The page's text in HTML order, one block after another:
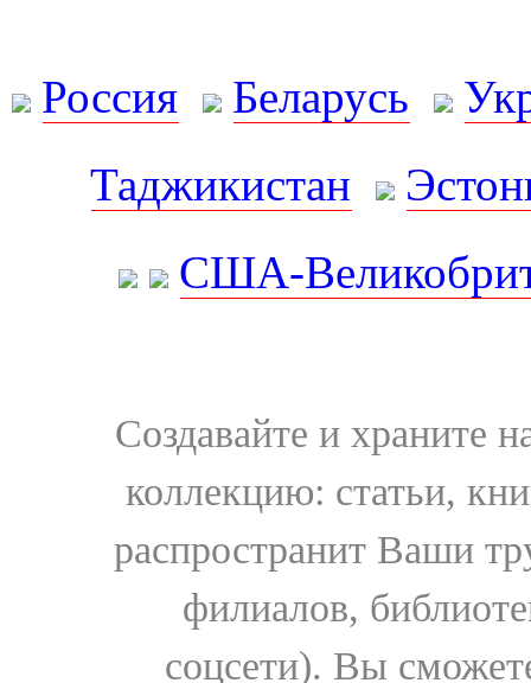
Россия Беларусь
Таджикистан
США-
Создавайте и храните
коллекцию: статьи,
распространит Ваши
филиалов,
соцсети). Вы